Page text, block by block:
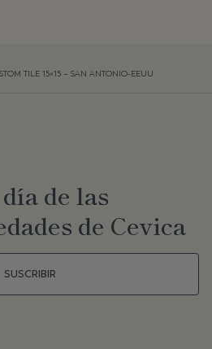
TILE 15×15 – SAN ANTONIO-EEUU
de las
de Cevica
SUSCRIBIR